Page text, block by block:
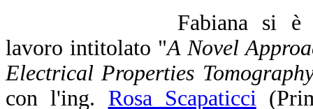
Fabiana si è
lavoro intitolato "A Novel
Electrical Properties
con l'ing. Rosa Scapaticci